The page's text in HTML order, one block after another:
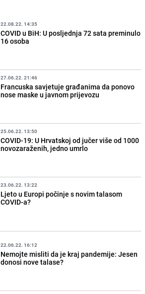
22.08.22. 14:35
COVID u BiH: U posljednja 72 sata preminulo
16 osoba
27.06.22. 21:46
Francuska savjetuje građanima da ponovo
nose maske u javnom prijevozu
25.06.22. 13:50
COVID-19: U Hrvatskoj od jučer više od 1000
novozaraženih, jedno umrlo
23.06.22. 13:22
Ljeto u Europi počinje s novim talasom
COVID-a?
22.06.22. 16:12
Nemojte misliti da je kraj pandemije: Jesen
donosi nove talase?